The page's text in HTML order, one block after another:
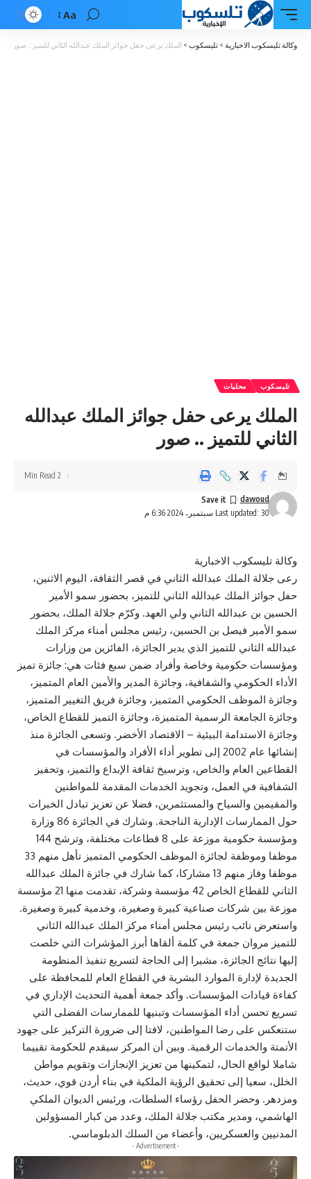
Font
Resizer
Aa
وكالة تليسكوب الاخبارية > تليسكوب > الملك يرعى حفل جوائز الملك عبدالله الثاني للتميز .. صور
تليسكوب محليات
الملك يرعى حفل جوائز الملك عبدالله
الثاني للتميز .. صور
Last updated: 30 سبتمبر، 2024 6:36 م
dawoud
2 Min Read
وكالة تليسكوب الاخبارية
رعى جلالة الملك عبدالله الثاني في قصر الثقافة، اليوم الاثنين،
حفل جوائز الملك عبدالله الثاني للتميز، بحضور سمو الأمير
الحسين بن عبدالله الثاني ولي العهد. وكرّم جلالة الملك، بحضور
سمو الأمير فيصل بن الحسين، رئيس مجلس أمناء مركز الملك
عبدالله الثاني للتميز الذي يدير الجائزة، الفائزين من وزارات
ومؤسسات حكومية وخاصة وأفراد ضمن سبع فئات هي: جائزة تميز
الأداء الحكومي والشفافية، وجائزة المدير والأمين العام المتميز،
وجائزة الموظف الحكومي المتميز، وجائزة فريق التغيير المتميز،
وجائزة الجامعة الرسمية المتميزة، وجائزة التميز للقطاع الخاص،
وجائزة الاستدامة البيئية – الاقتصاد الأخضر. وتسعى الجائزة منذ
إنشائها عام 2002 إلى تطوير أداء الأفراد والمؤسسات في
القطاعين العام والخاص، وترسيخ ثقافة الإبداع والتميز، وتحفيز
الشفافية في العمل، وتجويد الخدمات المقدمة للمواطنين
والمقيمين والسياح والمستثمرين، فضلا عن تعزيز تبادل الخبرات
حول الممارسات الإدارية الناجحة. وشارك في الجائزة 86 وزارة
ومؤسسة حكومية موزعة على 8 قطاعات مختلفة، وترشح 144
موظفا وموظفة لجائزة الموظف الحكومي المتميز تأهل منهم 33
موظفا وفاز منهم 13 مشاركا، كما شارك في جائزة الملك عبدالله
الثاني للقطاع الخاص 42 مؤسسة وشركة، تقدمت منها 21 مؤسسة
موزعة بين شركات صناعية كبيرة وصغيرة، وخدمية كبيرة وصغيرة.
واستعرض نائب رئيس مجلس أمناء مركز الملك عبدالله الثاني
للتميز مروان جمعة في كلمة ألقاها أبرز المؤشرات التي خلصت
إليها نتائج الجائزة، مشيرا إلى الحاجة لتسريع تنفيذ المنظومة
الجديدة لإدارة الموارد البشرية في القطاع العام للمحافظة على
كفاءة قيادات المؤسسات. وأكد جمعة أهمية التحديث الإداري في
تسريع تحسن أداء المؤسسات وتبنيها للممارسات الفضلى التي
ستنعكس على رضا المواطنين، لافتا إلى ضرورة التركيز على جهود
الأتمتة والخدمات الرقمية. وبين أن المركز سيقدم للحكومة تقييما
شاملا لواقع الحال، لتمكينها من تعزيز الإنجازات وتقويم مواطن
الخلل، سعيا إلى تحقيق الرؤية الملكية في بناء أردن قوي، حديث،
ومزدهر. وحضر الحفل رؤساء السلطات، ورئيس الديوان الملكي
الهاشمي، ومدير مكتب جلالة الملك، وعدد من كبار المسؤولين
المدنيين والعسكريين، وأعضاء من السلك الدبلوماسي.
- Advertisement -